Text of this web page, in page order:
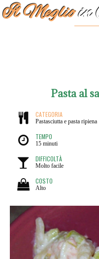
Il Meglioin
Pasta al
CATEGORIA
Pastasciutta e pasta ripiena
TEMPO
15 minuti
DIFFICOLTÀ
Molto facile
COSTO
Alto